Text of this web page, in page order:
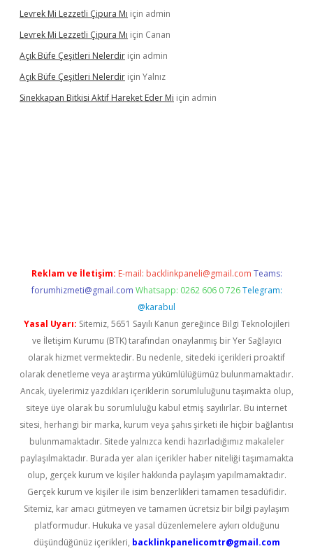
Levrek Mi Lezzetli Çipura Mı için admin
Levrek Mi Lezzetli Çipura Mı için Canan
Açık Büfe Çeşitleri Nelerdir için admin
Açık Büfe Çeşitleri Nelerdir için Yalnız
Sinekkapan Bitkisi Aktif Hareket Eder Mi için admin
Reklam ve İletişim: E-mail: backlinkpaneli@gmail.com Teams:
forumhizmeti@gmail.com Whatsapp: 0262 606 0 726 Telegram:
@karabul
Yasal Uyarı: Sitemiz, 5651 Sayılı Kanun gereğince Bilgi Teknolojileri
ve İletişim Kurumu (BTK) tarafından onaylanmış bir Yer Sağlayıcı
olarak hizmet vermektedir. Bu nedenle, sitedeki içerikleri proaktif
olarak denetleme veya araştırma yükümlülüğümüz bulunmamaktadır.
Ancak, üyelerimiz yazdıkları içeriklerin sorumluluğunu taşımakta olup,
siteye üye olarak bu sorumluluğu kabul etmiş sayılırlar. Bu internet
sitesi, herhangi bir marka, kurum veya şahıs şirketi ile hiçbir bağlantısı
bulunmamaktadır. Sitede yalnızca kendi hazırladığımız makaleler
paylaşılmaktadır. Burada yer alan içerikler haber niteliği taşımamakta
olup, gerçek kurum ve kişiler hakkında paylaşım yapılmamaktadır.
Gerçek kurum ve kişiler ile isim benzerlikleri tamamen tesadüfidir.
Sitemiz, kar amacı gütmeyen ve tamamen ücretsiz bir bilgi paylaşım
platformudur. Hukuka ve yasal düzenlemelere aykırı olduğunu
düşündüğünüz içerikleri, backlinkpanelicomtr@gmail.com